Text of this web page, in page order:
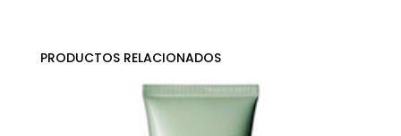
PRODUCTOS RELACIONADOS